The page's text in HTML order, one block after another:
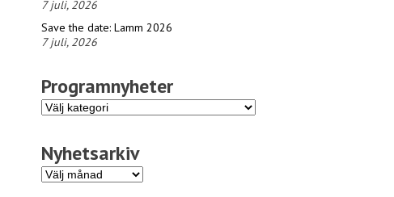
7 juli, 2026
Save the date: Lamm 2026
7 juli, 2026
Programnyheter
Programnyheter
Nyhetsarkiv
Nyhetsarkiv